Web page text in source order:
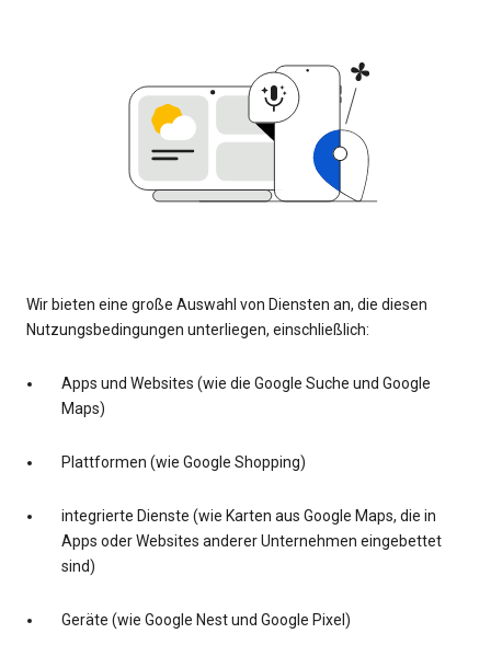
Wir bieten eine große Auswahl von Diensten an, die diesen
Nutzungsbedingungen unterliegen, einschließlich:
Apps und Websites (wie die Google Suche und Google
Maps)
Plattformen (wie Google Shopping)
integrierte Dienste (wie Karten aus Google Maps, die in
Apps oder Websites anderer Unternehmen eingebettet
sind)
Geräte (wie Google Nest und Google Pixel)